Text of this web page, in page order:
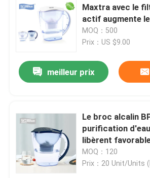
Cartouche filtrante alcaline de
cartouches filtrantes classiques
Cartouches filtrantes de l'eau de
système alcalin de filtre d'eau
purificateur d'eau par osmose
Maxtra avec le
actif augmente
MOQ：500
Prix：US $9.00
meilleur prix
Le broc alcalin
purification
libèrent
l'environnement
MOQ：120
Prix：20 Unit/Units